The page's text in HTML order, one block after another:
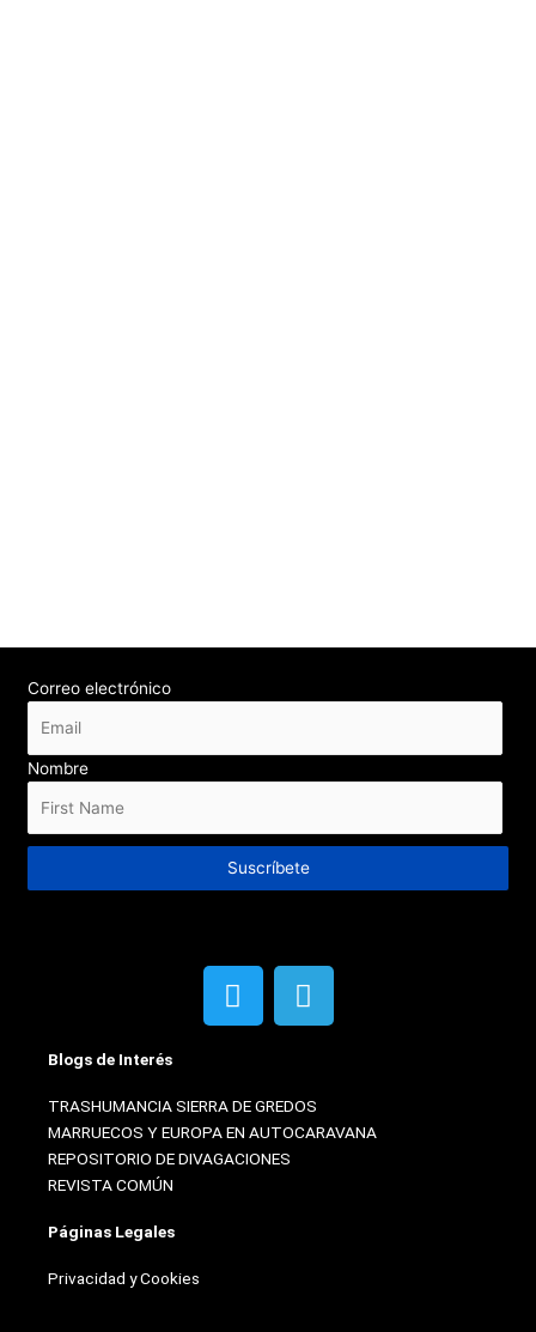
Correo electrónico
Nombre
Suscríbete
T
w
t
e
r
T
e
g
r
Blogs de Interés
TRASHUMANCIA SIERRA DE GREDOS
MARRUECOS Y EUROPA EN AUTOCARAVANA
REPOSITORIO DE DIVAGACIONES
REVISTA COMÚN
Páginas Legales
Privacidad y Cookies